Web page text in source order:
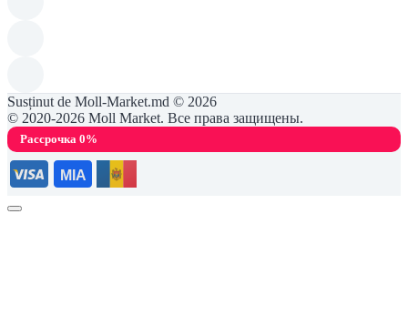
Susținut de Moll-Market.md © 2026
© 2020-2026 Moll Market. Все права защищены.
Рассрочка 0%